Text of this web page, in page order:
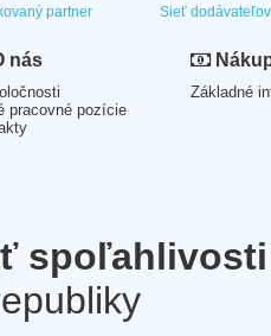
partner Sieť dodávateľov
nás
pracovné pozície
Základné
spoľahlivosti